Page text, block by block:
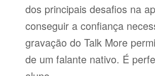
dos principais desafios na
conseguir a confiança
gravação do Talk More
de um falante nativo. É